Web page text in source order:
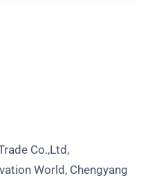
Co.,Ltd,
World, Chengyang